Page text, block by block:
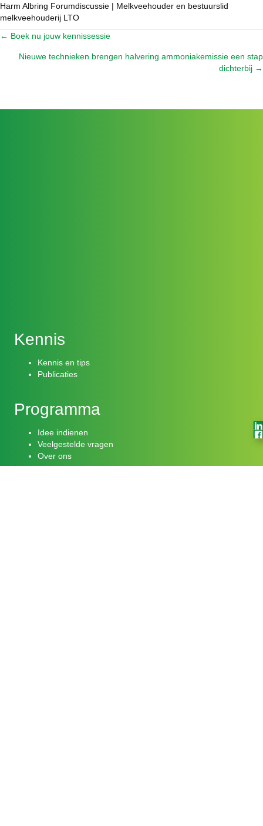
Harm Albring Forumdiscussie | Melkveehouder en bestuurslid
melkveehouderij LTO
Posts
← Boek nu jouw kennissessie
Nieuwe technieken brengen halvering ammoniakemissie een stap
dichterbij →
Kennis
Kennis en tips
Publicaties
Programma
Idee indienen
Veelgestelde vragen
Over ons